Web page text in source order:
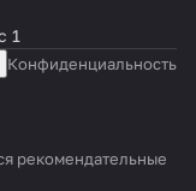
1
Конфиденциальность
рекомендательные